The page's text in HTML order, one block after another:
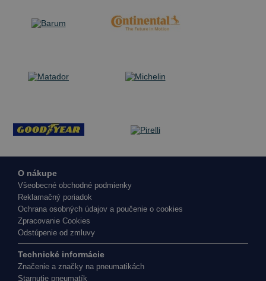
O nákupe
Všeobecné obchodné podmienky
Reklamačný poriadok
Ochrana osobných údajov a poučenie o cookies
Zpracovanie Cookies
Odstúpenie od zmluvy
Technické informácie
Značenie a značky na pneumatikách
Starnutie pneumatík